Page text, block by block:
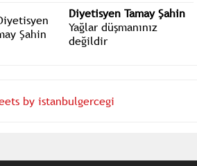
Diyetisyen Tamay Şahin
Yağlar düşmanınız
değildir
by istanbulgercegi